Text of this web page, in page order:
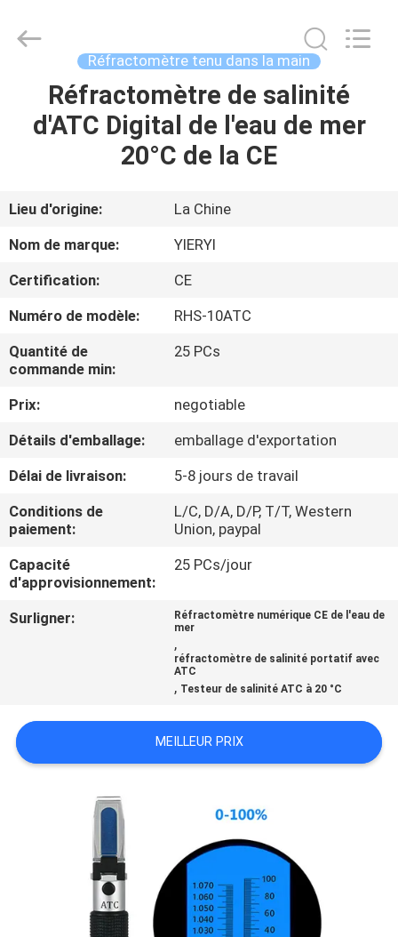
APERÇU
A
PROPOS
DE
VISITE
CONTRÔLE
DE
LA
QUALITÉ
CONTACT
LES
CAS
SITEMAP
PRIVACY
Technology
Réfractomètre tenu dans la main
Réfractomètre de salinité
d'ATC Digital de l'eau de mer
20°C de la CE
Lieu d'origine:
La Chine
Nom de marque:
YIERYI
Certification:
CE
Numéro de modèle:
RHS-10ATC
Quantité de
commande min:
25 PCs
Prix:
negotiable
Détails d'emballage:
emballage d'exportation
Délai de livraison:
5-8 jours de travail
Conditions de
paiement:
L/C, D/A, D/P, T/T, Western
Union, paypal
Capacité
d'approvisionnement:
25 PCs/jour
Surligner:
Réfractomètre numérique CE de l'eau de
mer
,
réfractomètre de salinité portatif avec
ATC
, Testeur de salinité ATC à 20 °C
MEILLEUR PRIX